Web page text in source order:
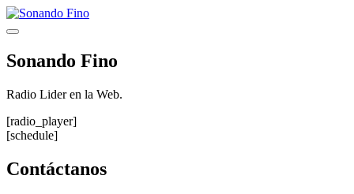
Saltar
al
Menú
Sonando Fino
Radio Lider en la Web.
[radio_player]
[schedule]
Contáctanos